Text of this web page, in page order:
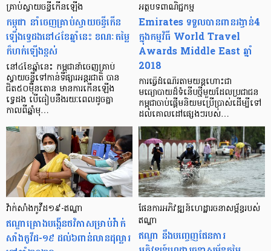
គ្រាប់ស្វាយចន្ទីកើនឡើង
កម្ពុជា នាំចេញគ្រាប់ស្វាយចន្ទីកើន
ឡើងទ្វេដងនៅ៤ខែឆ្នាំនេះ ខណៈតម្លៃ
ក៏ហក់ឡើងខ្ពស់
នៅ៤ខែឆ្នាំនេះ កម្ពុជានាំចេញគ្រាប់
ស្វាយចន្ទីទៅកាន់ទីផ្សារអន្តរជាតិ បាន
ជិត៥០ម៉ឺនតោន មានការកើនឡើង
ទ្វេដង បើធៀបនឹងរយៈពេលដូចគ្នា
កាលពីឆ្នាំមុ…
អត្ថបទ​ពាណិជ្ជកម្ម
Emirates ទទួល​បាន​ពាន​រង្វាន់​​4​
ក្នុង​កម្មវិធី World Travel
Awards Middle East ឆ្នាំ​
2018
ការ​ធ្វើ​ដំណើរតាម​យន្តហោះ​ជា​
មធ្យោបាយ​ដ៏​ទំនើប​ថ្មី​មួយ​ដែល​ប្រជាជន​
កម្ពុជា​ចាប់​ផ្តើម​និយម​ប្រើប្រាស់​ដើម្បី​ទៅ​
ដល់​គោលដៅ​ផ្សេងៗ​របស់​…
វ៉ាក់សាំងកូវីដ១៩-ឥណ្ឌា
ឥណ្ឌាគ្រោងបង្កើនថវិកាសម្រាប់វ៉ាក់
សាំងកូវីដ-១៩ ដល់៦ពាន់លានដុល្លារ
ផែនការអភិវឌ្ឍន៍ហេដ្ឋារចនាសម្ព័ន្ធរបស់
ឥណ្ឌា
ឥណ្ឌា នឹងបញ្ចេញផែនការ